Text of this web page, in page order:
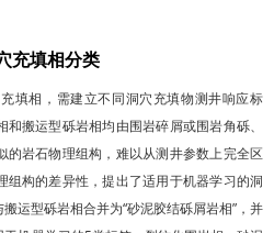
充填相分类
填相，需建立不同洞穴充填物测井响应标
搬运型砾岩相均由围岩碎屑或围岩角砾、
的岩石物理组构，难以从测井参数上完全区
组构的差异性，提出了适用于机器学习的洞
运型砾岩相合并为“砂泥胶结砾屑岩相”，并